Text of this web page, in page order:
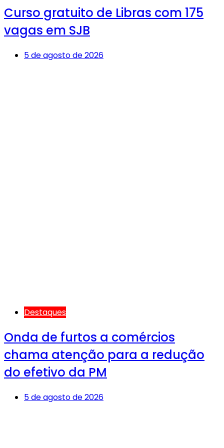
Curso gratuito de Libras com 175
vagas em SJB
5 de agosto de 2026
Destaques
Onda de furtos a comércios
chama atenção para a redução
do efetivo da PM
5 de agosto de 2026